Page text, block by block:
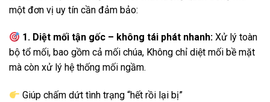
một đơn vị uy tín cần đảm bảo:
1. Diệt mối tận gốc – không tái phát nhanh: Xử lý toàn
bộ tổ mối, bao gồm cả mối chúa, Không chỉ diệt mối bề mặt
mà còn xử lý hệ thống mối ngầm.
Giúp chấm dứt tình trạng “hết rồi lại bị”